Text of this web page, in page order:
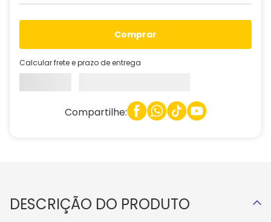
comprar
Calcular frete e prazo de entrega
Compartilhe:
DESCRIÇÃO DO PRODUTO